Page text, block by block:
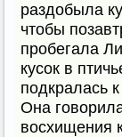
раздобыла
чтобы
пробегала
кусок в
подкралась
Она
восхищения